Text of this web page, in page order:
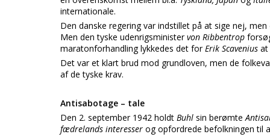
internationale.
Den danske regering var indstillet på at sige nej,
Men den tyske udenrigsministervon Ribbentrop
maratonforhandling lykkedes det forErik Scavenius at
Det var et klart brud mod grundloven, men de
af de tyske krav.
Antisabotage – tale
Den 2. september 1942 holdt Buhl sin berømte
fædrelands interesser og opfordrede befolkningen til